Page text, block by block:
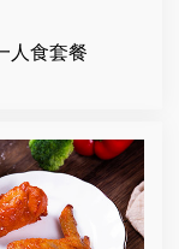
人食套餐